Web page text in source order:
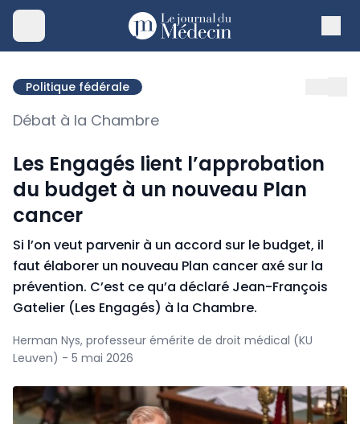
Politique fédérale
Débat à la Chambre
Les Engagés lient l’approbation
du budget à un nouveau Plan
cancer
Si l’on veut parvenir à un accord sur le budget, il
faut élaborer un nouveau Plan cancer axé sur la
prévention. C’est ce qu’a déclaré Jean-François
Gatelier (Les Engagés) à la Chambre.
Herman Nys, professeur émérite de droit médical (KU
Leuven) - 5 mai 2026